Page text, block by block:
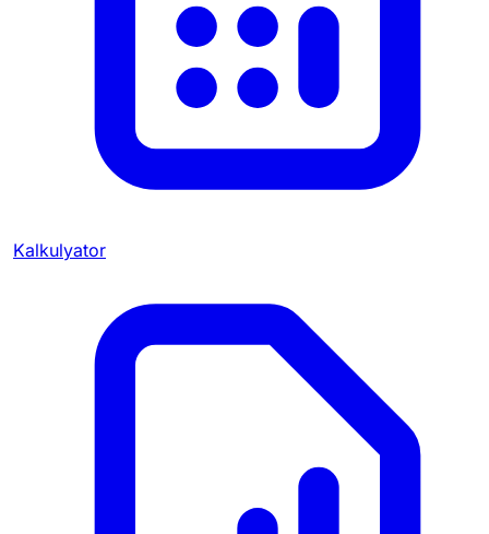
Kalkulyator